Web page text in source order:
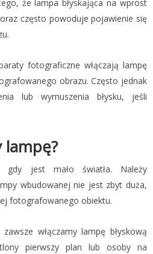
że lampa błyskająca na wprost
często powoduje pojawienie się
fotograficzne włączają lampę
obrazu. Często jednak
lub wymuszenia błysku, jeśli
lampę?
gdy jest mało światła. Należy
wbudowanej nie jest zbyt duża,
fotografowanego obiektu.
włączamy lampę błyskową
pierwszy plan lub osoby na